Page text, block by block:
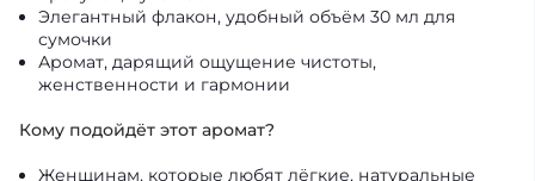
Элегантный флакон, удобный объём 30 мл для
сумочки
Аромат, дарящий ощущение чистоты,
женственности и гармонии
Кому подойдёт этот аромат?
Женщинам, которые любят лёгкие, натуральные